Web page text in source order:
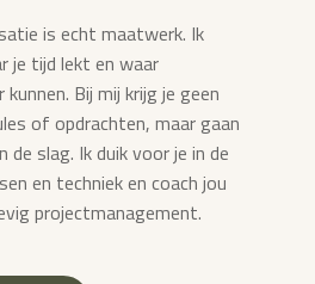
is echt maatwerk. Ik
je tijd lekt en waar
Bij mij krijg je geen
of opdrachten, maar gaan
de slag. Ik duik voor je in de
en techniek en coach jou
projectmanagement.